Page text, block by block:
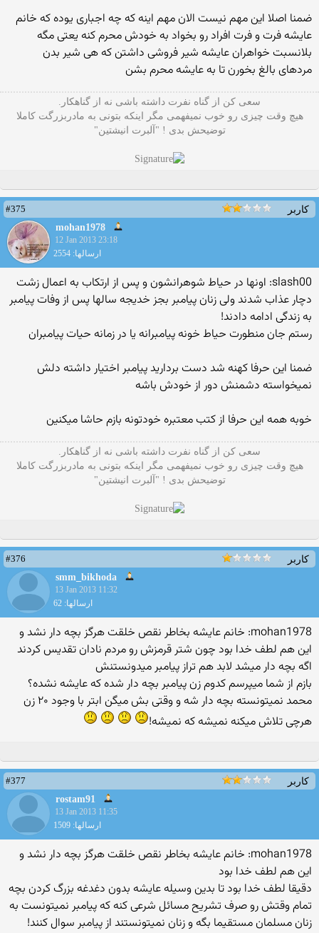
ضمنا اصلا این مهم نیست الان مهم اینه که چه اجباری یوده که خانم
عایشه فرت و فرت افراد رو بخواد به خودش محرم کنه یعتی مگه
بلانسبت خواهران عایشه شیر فروشی داشتن که هی شیر بدن
مردهای بالغ بخورن تا به عایشه محرم بشن
سعی کن از گناه نفرت داشته باشی نه از گناهکار.
هیچ وقت چیزی رو خوب نمیفهمی مگر اینکه بتونی به مادربزرگت کاملا
توضیحش بدی ! "آلبرت انیشتین"
کاربر
#375
mohan1978
12 Jan 2013 23:18
ارسالها: 2554
slash00: اونها در حیاط شوهرانشون و پس از ارتکاب به اعمال زشت
دچار عذاب شدند ولی زنان پیامبر بجز خدیجه سالها پس از وفات پیامبر
به زندگی ادامه دادند!
رستم جان منطورت حیاط خونه پیامبرانه یا در زمانه حیات پیامبران
ضمنا این حرفا کهنه شد دست بردارید پیامبر اختیار داشته دلش
نمیخواسته دشمنش دور از خودش باشه
خوبه همه این حرفا از کتب معتبره خودتونه بازم حاشا میکنین
سعی کن از گناه نفرت داشته باشی نه از گناهکار.
هیچ وقت چیزی رو خوب نمیفهمی مگر اینکه بتونی به مادربزرگت کاملا
توضیحش بدی ! "آلبرت انیشتین"
کاربر
#376
smm_bikhoda
13 Jan 2013 11:32
ارسالها: 62
mohan1978: خانم عایشه بخاطر نقص خلقت هرگز بچه دار نشد و
این هم لطف خدا بود چون شتر قرمزش رو مردم نادان تقدیس کردند
اگه بچه دار میشد لابد هم تراز پیامبر میدونستنش
بازم از شما میپرسم کدوم زن پیامبر بچه دار شده که عایشه نشده؟
محمد نمیتونسته بچه دار شه و وقتی بش میگن ابتر با وجود ۲۰ زن
هرچی تلاش میکنه نمیشه که نمیشه!
کاربر
#377
rostam91
13 Jan 2013 11:35
ارسالها: 1509
mohan1978: خانم عایشه بخاطر نقص خلقت هرگز بچه دار نشد و
این هم لطف خدا بود
دقیقا لطف خدا بود تا بدین وسیله عایشه بدون دغدغه بزرگ کردن بچه
تمام وقتش رو صرف تشریح مسائل شرعی کنه که پیامبر نمیتونست به
زنان مسلمان مستقیما بگه و زنان نمیتونستند از پیامبر سوال کنند!